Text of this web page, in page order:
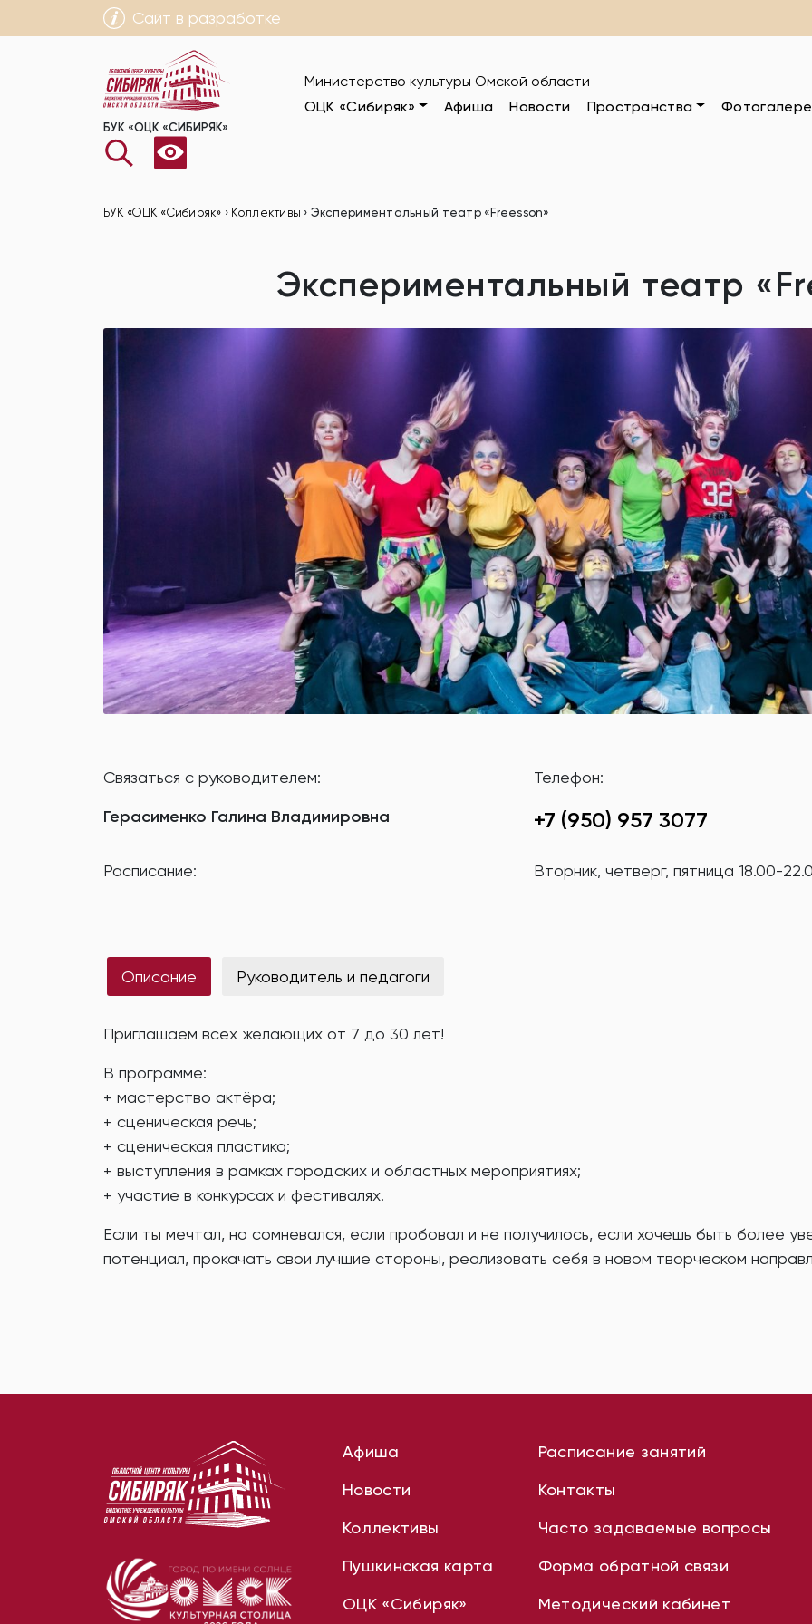
Сайт в разработке
БУК «ОЦК «СИБИРЯК»
Министерство культуры Омской области
ОЦК «Сибиряк»
Афиша Новости Пространства
БУК «ОЦК «Сибиряк» › Коллективы › Экспериментальный театр «Freesson»
Экспериментальный театр
Связаться с руководителем:
Герасименко Галина Владимировна
Телефон:
+7 (950) 957 3077
Расписание: Вторник, четверг, пятница 18.00-
Описание Руководитель и педагоги
Приглашаем всех желающих от 7 до 30 лет!
В программе:
+ мастерство актёра;
+ сценическая речь;
+ сценическая пластика;
+ выступления в рамках городских и областных мероприятиях;
+ участие в конкурсах и фестивалях.
Если ты мечтал, но сомневался, если пробовал и не получилось, если хочешь быть более
потенциал, прокачать свои лучшие стороны, реализовать себя в новом творческом
Афиша
Новости
Коллективы
Пушкинская карта
ОЦК «Сибиряк»
Расписание занятий
Контакты
Часто задаваемые вопросы
Форма обратной связи
Методический кабинет